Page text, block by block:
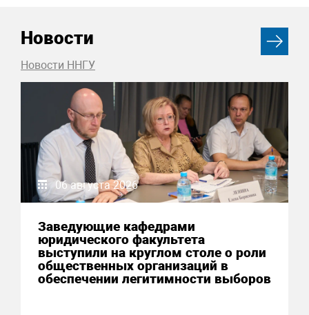
Новости
Новости ННГУ
06 августа 2026
Заведующие кафедрами
юридического факультета
выступили на круглом столе о роли
общественных организаций в
обеспечении легитимности выборов